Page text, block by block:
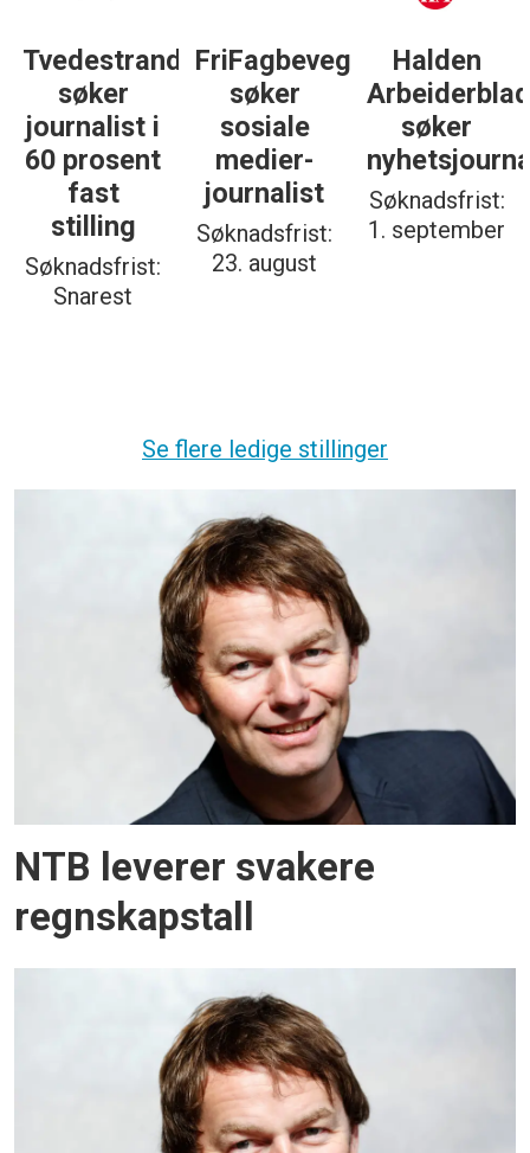
Tvedestrandsposten
søker
journalist i
60 prosent
fast
stilling
Søknadsfrist:
Snarest
FriFagbevegelse
søker
sosiale
medier-
journalist
Søknadsfrist:
23. august
Halden
Arbeiderblad
søker
Søknadsfrist:
1. september
Se flere ledige stillinger
NTB leverer svakere
regnskapstall